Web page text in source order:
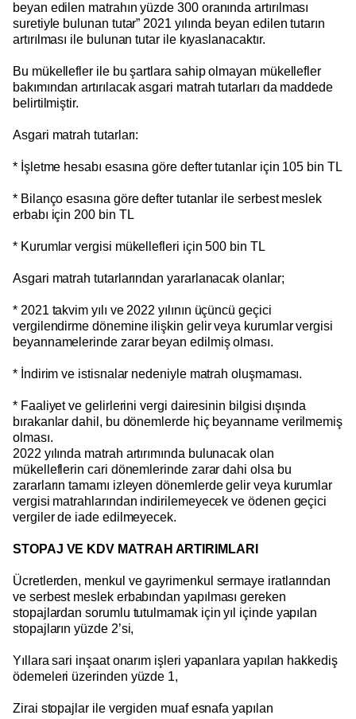
beyan edilen matrahın yüzde 300 oranında artırılması
suretiyle bulunan tutar” 2021 yılında beyan edilen tutarın
artırılması ile bulunan tutar ile kıyaslanacaktır.
Bu mükellefler ile bu şartlara sahip olmayan mükellefler
bakımından artırılacak asgari matrah tutarları da maddede
belirtilmiştir.
Asgari matrah tutarları:
* İşletme hesabı esasına göre defter tutanlar için 105 bin TL
* Bilanço esasına göre defter tutanlar ile serbest meslek
erbabı için 200 bin TL
* Kurumlar vergisi mükellefleri için 500 bin TL
Asgari matrah tutarlarından yararlanacak olanlar;
* 2021 takvim yılı ve 2022 yılının üçüncü geçici
vergilendirme dönemine ilişkin gelir veya kurumlar vergisi
beyannamelerinde zarar beyan edilmiş olması.
* İndirim ve istisnalar nedeniyle matrah oluşmaması.
* Faaliyet ve gelirlerini vergi dairesinin bilgisi dışında
bırakanlar dahil, bu dönemlerde hiç beyanname verilmemiş
olması.
2022 yılında matrah artırımında bulunacak olan
mükelleflerin cari dönemlerinde zarar dahi olsa bu
zararların tamamı izleyen dönemlerde gelir veya kurumlar
vergisi matrahlarından indirilemeyecek ve ödenen geçici
vergiler de iade edilmeyecek.
STOPAJ VE KDV MATRAH ARTIRIMLARI
Ücretlerden, menkul ve gayrimenkul sermaye iratlarından
ve serbest meslek erbabından yapılması gereken
stopajlardan sorumlu tutulmamak için yıl içinde yapılan
stopajların yüzde 2’si,
Yıllara sari inşaat onarım işleri yapanlara yapılan hakkediş
ödemeleri üzerinden yüzde 1,
Zirai stopajlar ile vergiden muaf esnafa yapılan